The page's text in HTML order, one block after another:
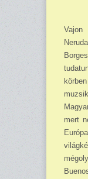
Vajon
mert